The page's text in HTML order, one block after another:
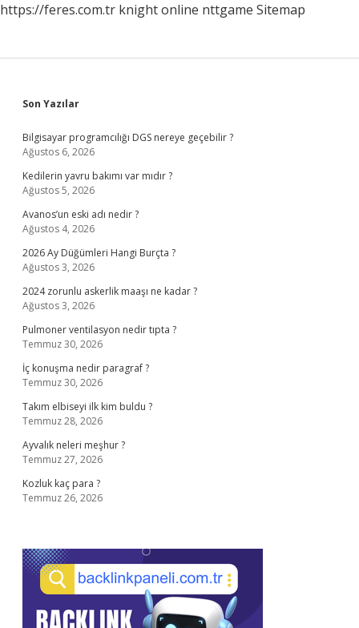
https://feres.com.tr knight online nttgame Sitemap
Sidebar
Son Yazılar
Bilgisayar programcılığı DGS nereye geçebilir ?
Ağustos 6, 2026
Kedilerin yavru bakımı var mıdır ?
Ağustos 5, 2026
Avanos’un eski adı nedir ?
Ağustos 4, 2026
2026 Ay Düğümleri Hangi Burçta ?
Ağustos 3, 2026
2024 zorunlu askerlik maaşı ne kadar ?
Ağustos 3, 2026
Pulmoner ventilasyon nedir tıpta ?
Temmuz 30, 2026
İç konuşma nedir paragraf ?
Temmuz 30, 2026
Takım elbiseyi ilk kim buldu ?
Temmuz 28, 2026
Ayvalık neleri meşhur ?
Temmuz 27, 2026
Kozluk kaç para ?
Temmuz 26, 2026